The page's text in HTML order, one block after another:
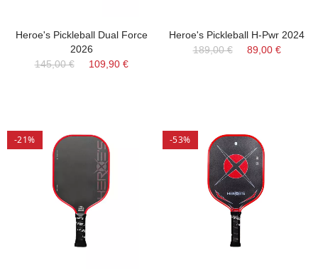
Heroe's Pickleball Dual Force
2026
145,00 €
109,90 €
Heroe's Pickleball H-Pwr 2024
189,00 €
89,00 €
-21% -53%